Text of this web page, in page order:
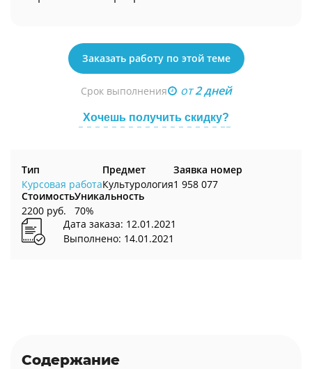
Заказать работу по этой теме
Срок выполнения от2 дней
Хочешь получить скидку?
Тип
Курсовая работа
Предмет
Культурология
Заявка номер
1 958 077
Стоимость
2200 руб.
Уникальность
70%
Дата заказа: 12.01.2021
Выполнено: 14.01.2021
Содержание